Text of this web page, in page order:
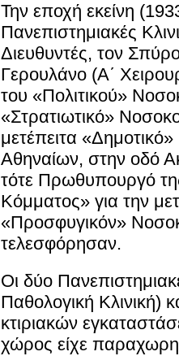
Την εποχή εκείνη
Πανεπιστημιακές
Διευθυντές, τον
Γερουλάνο (Α΄
του «Πολιτικού»
«Στρατιωτικό»
μετέπειτα
Αθηναίων, στην οδό
τότε Πρωθυπουργό
Κόμματος» για την
«Προσφυγικόν»
τελεσφόρησαν.
Οι δύο
Παθολογική Κλινική)
κτιριακών
χώρος είχε